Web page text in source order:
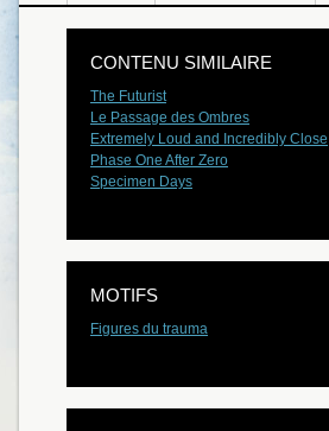
CONTENU SIMILAIRE
The Futurist
Le Passage des Ombres
Extremely Loud and Incredibly Close
Phase One After Zero
Specimen Days
MOTIFS
Figures du trauma